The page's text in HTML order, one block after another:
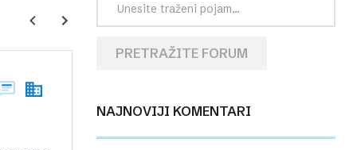
PRETRAŽITE FORUM
NAJNOVIJI KOMENTARI